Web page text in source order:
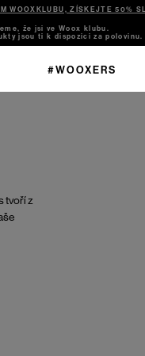
WOOXKLUBU, ZÍSKEJTE 50%
že jsi ve Woox klubu.
jsou ti k dispozici za polovinu.
#WOOXERS
tvoří z